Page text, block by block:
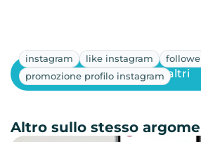
instagram like instagram
promozione profilo instagram
Mostra altri
Altro sullo stesso